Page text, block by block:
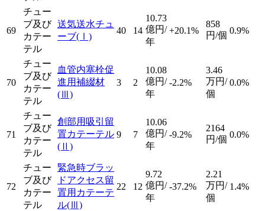
69
チュー
ブ及び
カテー
テル
送気送水チュ
ーブ(Ⅰ)
40 14
10.73
億円/
年
+20.1%
858
円/個 0.9%
70
チュー
ブ及び
カテー
テル
血管内塞栓促
進用補綴材
(Ⅲ)
3 2
10.08
億円/
年
-2.2%
3.46
万円/
個
0.0%
71
チュー
ブ及び
カテー
テル
創部用吸引留
置カテーテル
(Ⅱ)
9 7
10.06
億円/
年
-9.2%
2164
円/個 0.0%
72
チュー
ブ及び
カテー
テル
緊急時ブラッ
ドアクセス留
置用カテーテ
ル(Ⅲ)
22 12
9.72
億円/
年
-37.2%
2.21
万円/
個
1.4%